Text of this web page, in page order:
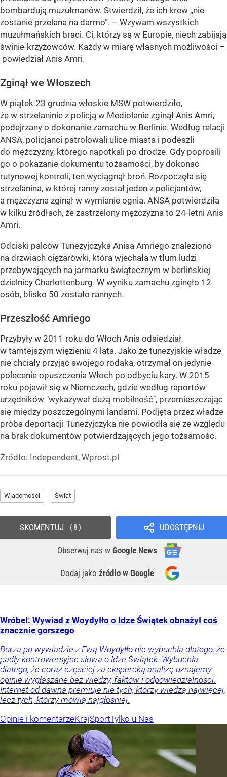
bombardują muzułmanów. Stwierdził, że ich krew „nie
zostanie przelana na darmo”. – Wzywam wszystkich
muzułmańskich braci. Ci, którzy są w Europie, niech zabijają
świnie-krzyżowców. Każdy w miarę własnych możliwości –
powiedział Anis Amri.
Zginął we Włoszech
W piątek 23 grudnia włoskie MSW potwierdziło,
że w strzelaninie z policją w Mediolanie zginął Anis Amri,
podejrzany o dokonanie zamachu w Berlinie. Według relacji
ANSA, policjanci patrolowali ulice miasta i podeszli
do mężczyzny, którego napotkali po drodze. Gdy poprosili
go o pokazanie dokumentu tożsamości, by dokonać
rutynowej kontroli, ten wyciągnął broń. Rozpoczęła się
strzelanina, w której ranny został jeden z policjantów,
a mężczyzna zginął w wymianie ognia. ANSA potwierdziła
w kilku źródłach, że zastrzelony mężczyzna to 24-letni Anis
Amri.
Odciski palców Tunezyjczyka Anisa Amriego znaleziono
na drzwiach ciężarówki, która wjechała w tłum ludzi
przebywających na jarmarku świątecznym w berlińskiej
dzielnicy Charlottenburg. W wyniku zamachu zginęło 12
osób, blisko 50 zostało rannych.
Przeszłość Amriego
Przybyły w 2011 roku do Włoch Anis odsiedział
w tamtejszym więzieniu 4 lata. Jako że tunezyjskie władze
nie chciały przyjąć swojego rodaka, otrzymał on jedynie
polecenie opuszczenia Włoch po odbyciu kary. W 2015
roku pojawił się w Niemczech, gdzie według raportów
urzędników "wykazywał dużą mobilność", przemieszczając
się między poszczególnymi landami. Podjęta przez władze
próba deportacji Tunezyjczyka nie powiodła się ze względu
na brak dokumentów potwierdzających jego tożsamość.
Źródło: Independent, Wprost.pl
Wiadomości Świat
UDOSTĘPNIJ
Obserwuj nas w Google News
Dodaj jako źródło w Google
SKOMENTUJ 8
Wróbel: Wywiad z Woydyłło o Idze Świątek obnażył coś
znacznie gorszego
Burza po wywiadzie z Ewą Woydyłło nie wybuchła dlatego, że
padły kontrowersyjne słowa o Idze Świątek. Wybuchła
dlatego, że coraz częściej za ekspercką analizę uznajemy
opinie wygłaszane bez wiedzy, faktów i odpowiedzialności.
Internet od dawna premiuje nie tych, którzy wiedzą najwięcej,
lecz tych, którzy mówią najgłośniej.
Opinie i komentarzeKrajSportTylko u Nas